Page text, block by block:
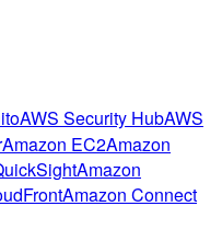
AWS Security HubAWS
Amazon EC2Amazon
Amazon
Amazon Connect